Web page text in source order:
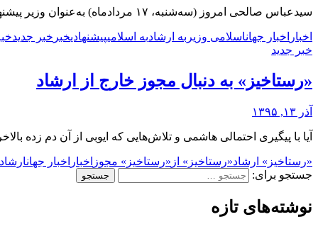
سیدعباس صالحی امروز (سه‌شنبه، ۱۷ مردادماه) به‌عنوان وزیر پیشنهادی رئیس‌جمهور برای وزارت فرهنگ و ارشاد اسلامی معرفی شد. او پیش از این معاون فرهنگی این وزارتخانه بوده است.
اخبار اخبار جهاناسلامی وزیر به ارشادبه اسلامیپیشنهادیخبر خبر جدید
خبر جدید
«رستاخیز» به دنبال مجوز خارج از ارشاد
آذر ۱۳, ۱۳۹۵
آیا با پیگیری احتمالی هاشمی و تلاش‌هایی که ایوبی از آن دم زده
«رستاخیز» ارشاد«رستاخیز» از «رستاخیز» مجوز اخبار اخبار جهان
جستجو برای:
نوشته‌های تازه